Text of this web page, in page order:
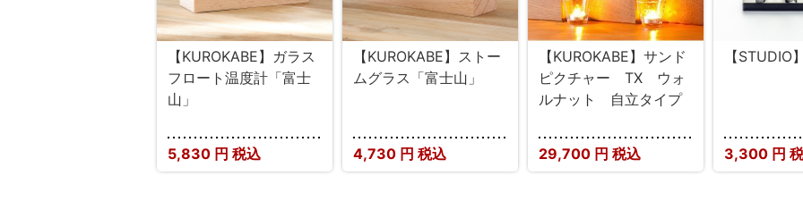
【KUROKABE】ガラス
フロート温度計「富士
山」
5,830 円 税込
【KUROKABE】ストー
ムグラス「富士山」
4,730 円 税込
【KUROKABE】サンド
ピクチャー TX ウォ
ルナット 自立タイプ
29,700 円 税込
【STUDIO
3,300 円